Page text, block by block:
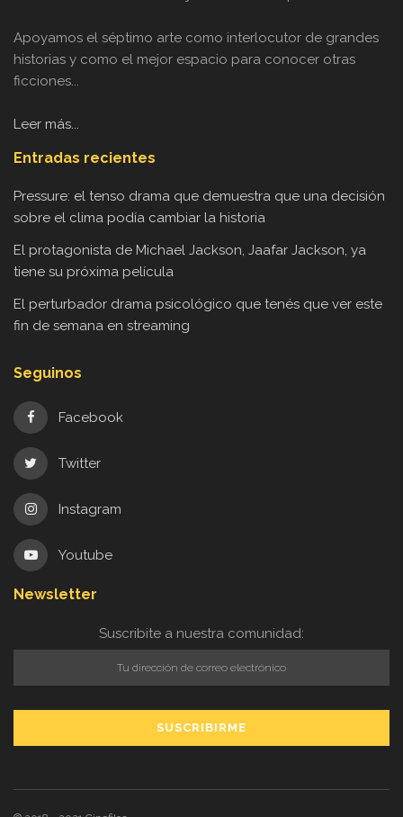
Apoyamos el séptimo arte como interlocutor de grandes
historias y como el mejor espacio para conocer otras
ficciones...
Leer más...
Entradas recientes
Pressure: el tenso drama que demuestra que una decisión
sobre el clima podía cambiar la historia
El protagonista de Michael Jackson, Jaafar Jackson, ya
tiene su próxima película
El perturbador drama psicológico que tenés que ver este
fin de semana en streaming
Seguinos
Facebook
Twitter
Instagram
Youtube
Newsletter
Suscribite a nuestra comunidad: